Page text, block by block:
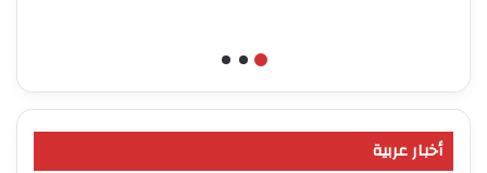
أخبار عربية